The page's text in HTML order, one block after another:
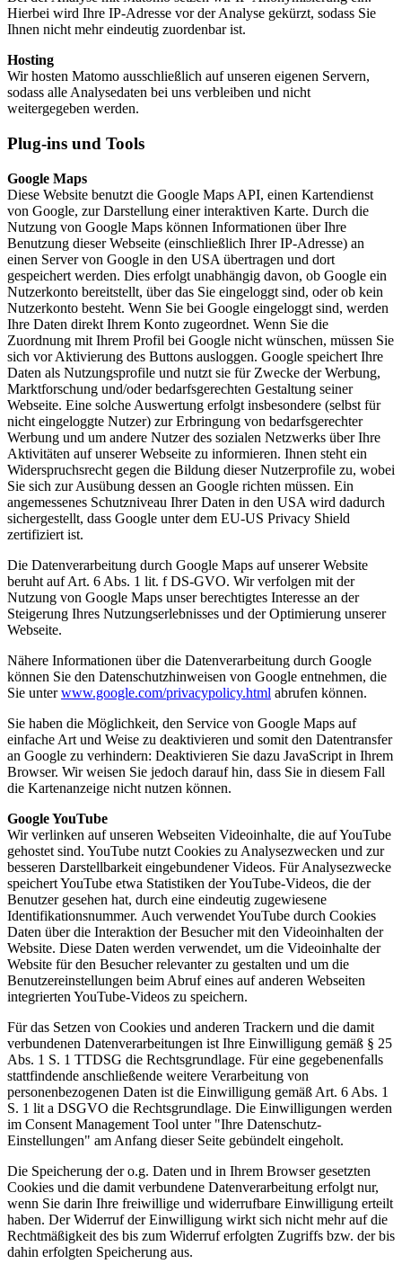
Hierbei wird Ihre IP-Adresse vor der Analyse gekürzt, sodass Sie
Ihnen nicht mehr eindeutig zuordenbar ist.
Hosting
Wir hosten Matomo ausschließlich auf unseren eigenen Servern,
sodass alle Analysedaten bei uns verbleiben und nicht
weitergegeben werden.
Plug-ins und Tools
Google Maps
Diese Website benutzt die Google Maps API, einen Kartendienst
von Google, zur Darstellung einer interaktiven Karte. Durch die
Nutzung von Google Maps können Informationen über Ihre
Benutzung dieser Webseite (einschließlich Ihrer IP-Adresse) an
einen Server von Google in den USA übertragen und dort
gespeichert werden. Dies erfolgt unabhängig davon, ob Google ein
Nutzerkonto bereitstellt, über das Sie eingeloggt sind, oder ob kein
Nutzerkonto besteht. Wenn Sie bei Google eingeloggt sind, werden
Ihre Daten direkt Ihrem Konto zugeordnet. Wenn Sie die
Zuordnung mit Ihrem Profil bei Google nicht wünschen, müssen Sie
sich vor Aktivierung des Buttons ausloggen. Google speichert Ihre
Daten als Nutzungsprofile und nutzt sie für Zwecke der Werbung,
Marktforschung und/oder bedarfsgerechten Gestaltung seiner
Webseite. Eine solche Auswertung erfolgt insbesondere (selbst für
nicht eingeloggte Nutzer) zur Erbringung von bedarfsgerechter
Werbung und um andere Nutzer des sozialen Netzwerks über Ihre
Aktivitäten auf unserer Webseite zu informieren. Ihnen steht ein
Widerspruchsrecht gegen die Bildung dieser Nutzerprofile zu, wobei
Sie sich zur Ausübung dessen an Google richten müssen. Ein
angemessenes Schutzniveau Ihrer Daten in den USA wird dadurch
sichergestellt, dass Google unter dem EU-US Privacy Shield
zertifiziert ist.
Die Datenverarbeitung durch Google Maps auf unserer Website
beruht auf Art. 6 Abs. 1 lit. f DS-GVO. Wir verfolgen mit der
Nutzung von Google Maps unser berechtigtes Interesse an der
Steigerung Ihres Nutzungserlebnisses und der Optimierung unserer
Webseite.
Nähere Informationen über die Datenverarbeitung durch Google
können Sie den Datenschutzhinweisen von Google entnehmen, die
Sie unterwww.google.com/privacypolicy.html abrufen können.
Sie haben die Möglichkeit, den Service von Google Maps auf
einfache Art und Weise zu deaktivieren und somit den Datentransfer
an Google zu verhindern: Deaktivieren Sie dazu JavaScript in Ihrem
Browser. Wir weisen Sie jedoch darauf hin, dass Sie in diesem Fall
die Kartenanzeige nicht nutzen können.
Google YouTube
Wir verlinken auf unseren Webseiten Videoinhalte, die auf YouTube
gehostet sind. YouTube nutzt Cookies zu Analysezwecken und zur
besseren Darstellbarkeit eingebundener Videos. Für Analysezwecke
speichert YouTube etwa Statistiken der YouTube-Videos, die der
Benutzer gesehen hat, durch eine eindeutig zugewiesene
Identifikationsnummer. Auch verwendet YouTube durch Cookies
Daten über die Interaktion der Besucher mit den Videoinhalten der
Website. Diese Daten werden verwendet, um die Videoinhalte der
Website für den Besucher relevanter zu gestalten und um die
Benutzereinstellungen beim Abruf eines auf anderen Webseiten
integrierten YouTube-Videos zu speichern.
Für das Setzen von Cookies und anderen Trackern und die damit
verbundenen Datenverarbeitungen ist Ihre Einwilligung gemäß § 25
Abs. 1 S. 1 TTDSG die Rechtsgrundlage. Für eine gegebenenfalls
stattfindende anschließende weitere Verarbeitung von
personenbezogenen Daten ist die Einwilligung gemäß Art. 6 Abs. 1
S. 1 lit a DSGVO die Rechtsgrundlage. Die Einwilligungen werden
im Consent Management Tool unter "Ihre Datenschutz-
Einstellungen" am Anfang dieser Seite gebündelt eingeholt.
Die Speicherung der o.g. Daten und in Ihrem Browser gesetzten
Cookies und die damit verbundene Datenverarbeitung erfolgt nur,
wenn Sie darin Ihre freiwillige und widerrufbare Einwilligung erteilt
haben. Der Widerruf der Einwilligung wirkt sich nicht mehr auf die
Rechtmäßigkeit des bis zum Widerruf erfolgten Zugriffs bzw. der bis
dahin erfolgten Speicherung aus.